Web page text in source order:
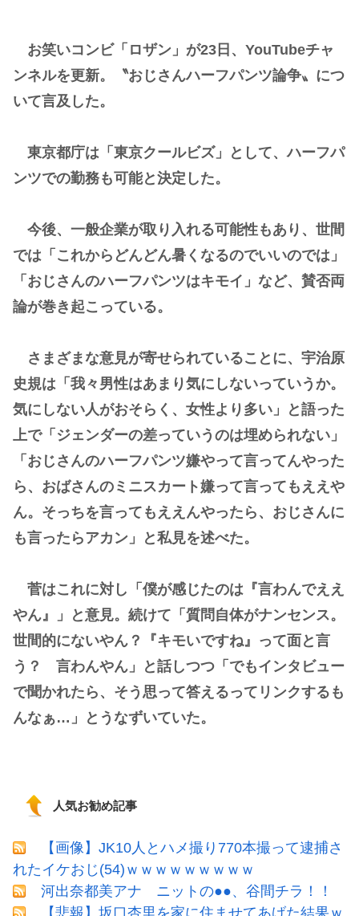
お笑いコンビ「ロザン」が23日、YouTubeチャ
ンネルを更新。〝おじさんハーフパンツ論争〟につ
いて言及した。
東京都庁は「東京クールビズ」として、ハーフパ
ンツでの勤務も可能と決定した。
今後、一般企業が取り入れる可能性もあり、世間
では「これからどんどん暑くなるのでいいのでは」
「おじさんのハーフパンツはキモイ」など、賛否両
論が巻き起こっている。
さまざまな意見が寄せられていることに、宇治原
史規は「我々男性はあまり気にしないっていうか。
気にしない人がおそらく、女性より多い」と語った
上で「ジェンダーの差っていうのは埋められない」
「おじさんのハーフパンツ嫌やって言ってんやった
ら、おばさんのミニスカート嫌って言ってもええや
ん。そっちを言ってもええんやったら、おじさんに
も言ったらアカン」と私見を述べた。
菅はこれに対し「僕が感じたのは『言わんでええ
やん』」と意見。続けて「質問自体がナンセンス。
世間的にないやん？『キモいですね』って面と言
う？ 言わんやん」と話しつつ「でもインタビュー
で聞かれたら、そう思って答えるってリンクするも
んなぁ…」とうなずいていた。
人気お勧め記事
【画像】JK10人とハメ撮り770本撮って逮捕さ
れたイケおじ(54)ｗｗｗｗｗｗｗｗｗ
河出奈都美アナ ニットの●●、谷間チラ！！
【悲報】坂口杏里を家に住ませてあげた結果ｗ